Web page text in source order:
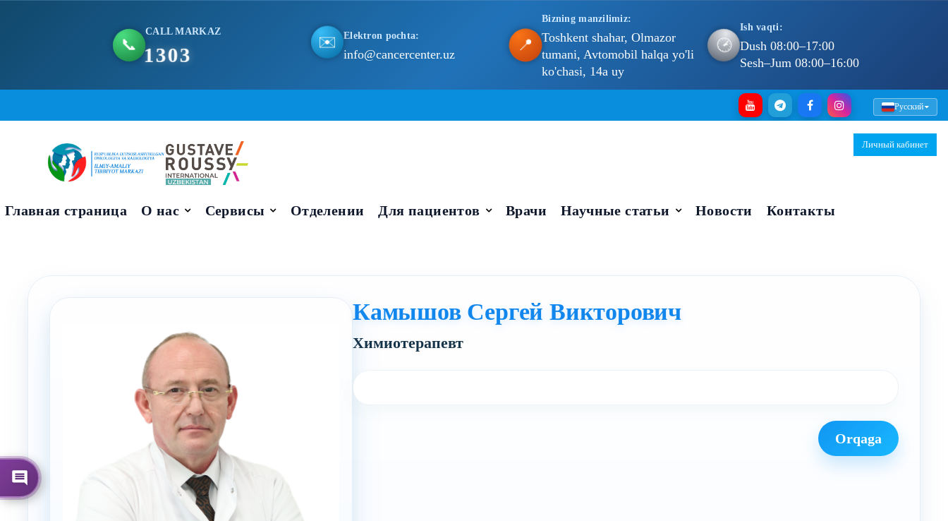
📞
CALL MARKAZ
1303 ✉️ Elektron pochta:
info@cancercenter.uz
📍
Bizning manzilimiz:
Toshkent shahar, Olmazor
tumani, Avtomobil halqa yo'li
ko'chasi, 14a uy
🕐
Ish vaqti:
Dush 08:00–17:00
Sesh–Jum 08:00–16:00
Русский
Личный кабинет
Главная страница О нас Сервисы Отделении Для пациентов Врачи Научные статьи Новости Контакты
Камышов Сергей Викторович
Xимиотерапевт
Orqaga